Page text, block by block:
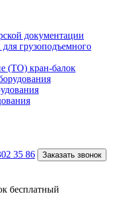
документации
грузоподъемного
(ТО) кран-балок
35 86 Заказать звонок
бесплатный